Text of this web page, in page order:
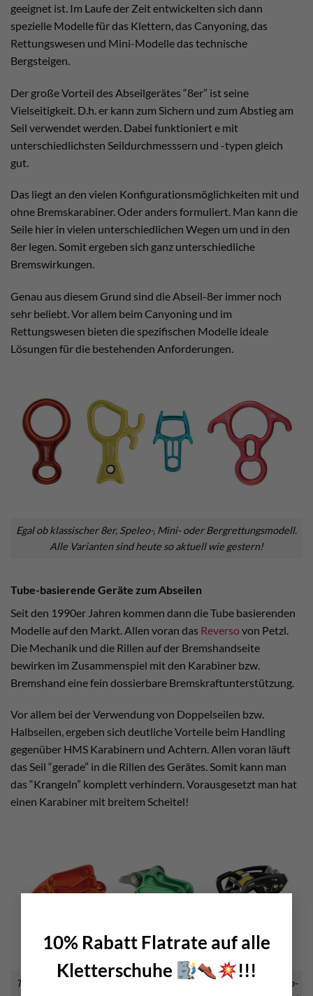
10% Rabatt Flatrate auf alle
Kletterschuhe
!!!
geeignet ist. Im Laufe der Zeit entwickelten sich dann
spezielle Modelle für das Klettern, das Canyoning, das
Rettungswesen und Mini-Modelle das technische
Bergsteigen.
Der große Vorteil des Abseilgerätes “8er” ist seine
Vielseitigkeit. D.h. er kann zum Sichern und zum Abstieg am
Seil verwendet werden. Dabei funktioniert e mit
unterschiedlichsten Seildurchmesssern und -typen gleich
gut.
Das liegt an den vielen Konfigurationsmöglichkeiten mit und
ohne Bremskarabiner. Oder anders formuliert. Man kann die
Seile hier in vielen unterschiedlichen Wegen um und in den
8er legen. Somit ergeben sich ganz unterschiedliche
Bremswirkungen.
Genau aus diesem Grund sind die Abseil-8er immer noch
sehr beliebt. Vor allem beim Canyoning und im
Rettungswesen bieten die spezifischen Modelle ideale
Lösungen für die bestehenden Anforderungen.
Egal ob klassischer 8er, Speleo-, Mini- oder Bergrettungsmodell.
Alle Varianten sind heute so aktuell wie gestern!
Tube-basierende Geräte zum Abseilen
Seit den 1990er Jahren kommen dann die Tube basierenden
Modelle auf den Markt. Allen voran das Reversovon Petzl.
Die Mechanik und die Rillen auf der Bremshandseite
bewirken im Zusammenspiel mit den Karabiner bzw.
Bremshand eine fein dossierbare Bremskraftunterstützung.
Vor allem bei der Verwendung von Doppelseilen bzw.
Halbseilen, ergeben sich deutliche Vorteile beim Handling
gegenüber HMS Karabinern und Achtern. Allen voran läuft
das Seil “gerade” in die Rillen des Gerätes. Somit kann man
das “Krangeln” komplett verhindern. Vorausgesetzt man hat
einen Karabiner mit breitem Scheitel!
Tube Geräte bringen beim Abseilen vor allem Vorteile bei Halb-